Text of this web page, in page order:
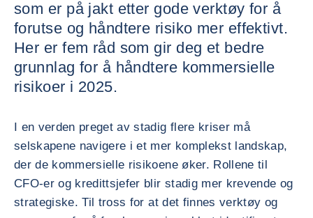
som er på jakt etter gode verktøy for å
forutse og håndtere risiko mer effektivt.
Her er fem råd som gir deg et bedre
grunnlag for å håndtere kommersielle
risikoer i 2025.
I en verden preget av stadig flere kriser må
selskapene navigere i et mer komplekst landskap,
der de kommersielle risikoene øker. Rollene til
CFO-er og kredittsjefer blir stadig mer krevende og
strategiske. Til tross for at det finnes verktøy og